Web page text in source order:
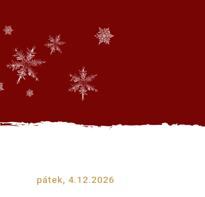
pátek, 4.12.2026